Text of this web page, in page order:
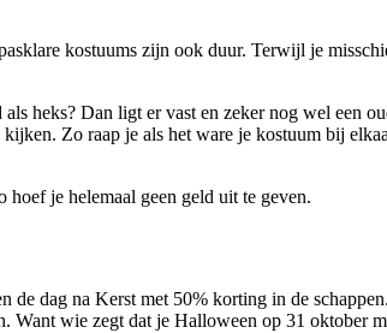
kostuums zijn ook duur. Terwijl je
heks? Dan ligt er vast en zeker nog wel een
Zo raap je als het ware je kostuum bij
je helemaal geen geld uit te geven.
de dag na Kerst met 50% korting in de
wie zegt dat je Halloween op 31 oktober